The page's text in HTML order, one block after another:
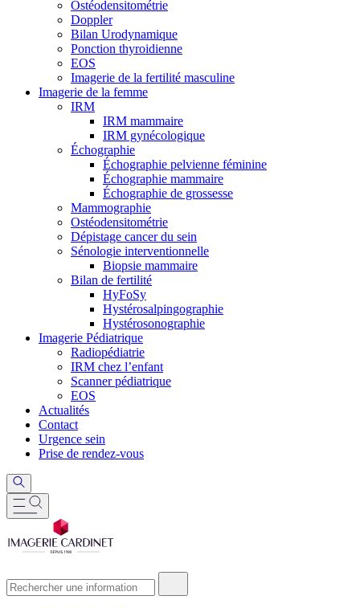
Ostéodensitométrie
Doppler
Bilan Urodynamique
Ponction thyroidienne
EOS
Imagerie de la fertilité masculine
Imagerie de la femme
IRM
IRM mammaire
IRM gynécologique
Échographie
Échographie pelvienne féminine
Échographie mammaire
Échographie de grossesse
Mammographie
Ostéodensitométrie
Dépistage cancer du sein
Sénologie interventionnelle
Biopsie mammaire
Bilan de fertilité
HyFoSy
Hystérosalpingographie
Hystérosonographie
Imagerie Pédiatrique
Radiopédiatrie
IRM chez l’enfant
Scanner pédiatrique
EOS
Actualités
Contact
Urgence sein
Prise de rendez-vous